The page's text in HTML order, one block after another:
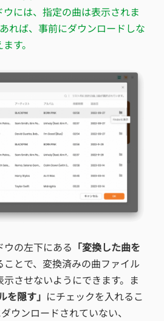
には、指定の曲は表示されま
れば、事前にダウンロードしな
す。
の左下にある 「変換した曲を
ことで、変換済みの曲ファイル
させないようにできます。ま
を隠す」 にチェックを入れるこ
ウンロードされていない、